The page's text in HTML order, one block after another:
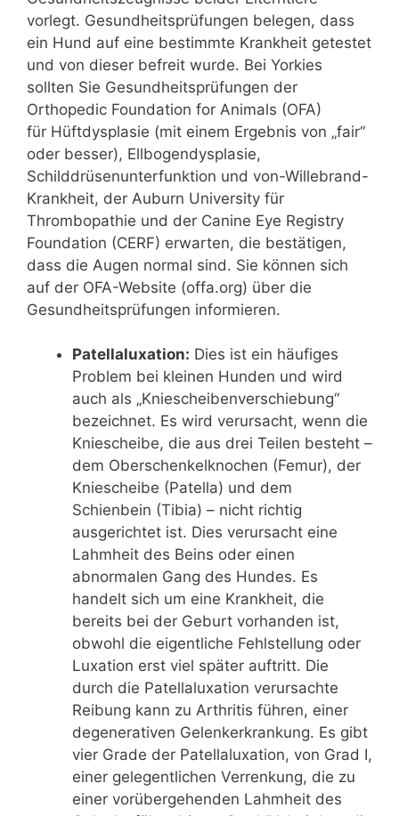
vorlegt. Gesundheitsprüfungen belegen, dass
ein Hund auf eine bestimmte Krankheit getestet
und von dieser befreit wurde. Bei Yorkies
sollten Sie Gesundheitsprüfungen der
Orthopedic Foundation for Animals (OFA)
für Hüftdysplasie (mit einem Ergebnis von „fair“
oder besser), Ellbogendysplasie,
Schilddrüsenunterfunktion und von-Willebrand-
Krankheit, der Auburn University für
Thrombopathie und der Canine Eye Registry
Foundation (CERF) erwarten, die bestätigen,
dass die Augen normal sind. Sie können sich
auf der OFA-Website (offa.org) über die
Gesundheitsprüfungen informieren.
Patellaluxation: Dies ist ein häufiges
Problem bei kleinen Hunden und wird
auch als „Kniescheibenverschiebung“
bezeichnet. Es wird verursacht, wenn die
Kniescheibe, die aus drei Teilen besteht –
dem Oberschenkelknochen (Femur), der
Kniescheibe (Patella) und dem
Schienbein (Tibia) – nicht richtig
ausgerichtet ist. Dies verursacht eine
Lahmheit des Beins oder einen
abnormalen Gang des Hundes. Es
handelt sich um eine Krankheit, die
bereits bei der Geburt vorhanden ist,
obwohl die eigentliche Fehlstellung oder
Luxation erst viel später auftritt. Die
durch die Patellaluxation verursachte
Reibung kann zu Arthritis führen, einer
degenerativen Gelenkerkrankung. Es gibt
vier Grade der Patellaluxation, von Grad I,
einer gelegentlichen Verrenkung, die zu
einer vorübergehenden Lahmheit des